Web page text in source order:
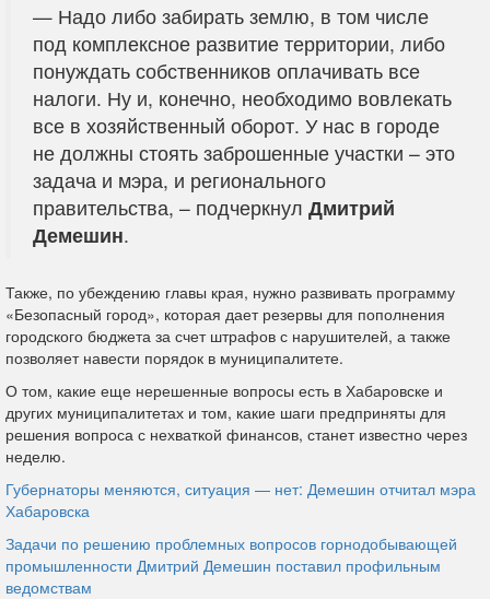
— Надо либо забирать землю, в том числе
под комплексное развитие территории, либо
понуждать собственников оплачивать все
налоги. Ну и, конечно, необходимо вовлекать
все в хозяйственный оборот. У нас в городе
не должны стоять заброшенные участки – это
задача и мэра, и регионального
правительства, ­– подчеркнул Дмитрий
Демешин.
Также, по убеждению главы края, нужно развивать программу
«Безопасный город», которая дает резервы для пополнения
городского бюджета за счет штрафов с нарушителей, а также
позволяет навести порядок в муниципалитете.
О том, какие еще нерешенные вопросы есть в Хабаровске и
других муниципалитетах и том, какие шаги предприняты для
решения вопроса с нехваткой финансов, станет известно через
неделю.
Губернаторы меняются, ситуация — нет: Демешин отчитал мэра
Хабаровска
Задачи по решению проблемных вопросов горнодобывающей
промышленности Дмитрий Демешин поставил профильным
ведомствам